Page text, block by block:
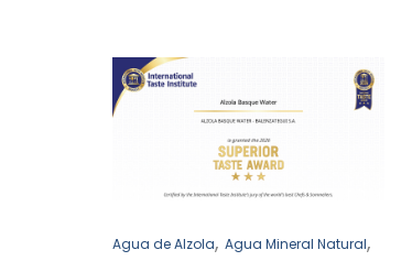
Agua de Alzola, Agua Mineral Natural,